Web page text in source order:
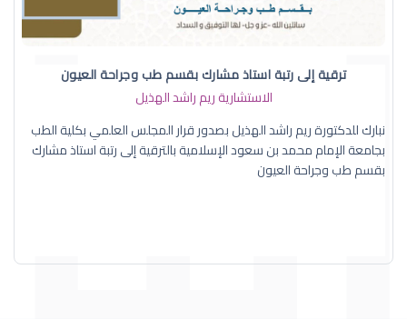
ترقية إلى رتبة استاذ مشارك بقسم طب وجراحة العيون
الاستشارية ريم راشد الهذيل
نبارك للدكتورة ريم راشد الهذيل بصدور قرار المجلس العلمي بكلية الطب
بجامعة الإمام محمد بن سعود الإسلامية بالترقية إلى رتبة استاذ مشارك
بقسم طب وجراحة العيون